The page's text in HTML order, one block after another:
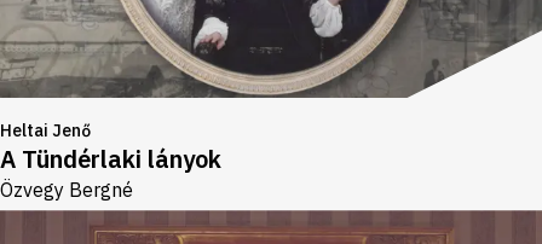
Heltai Jenő
A Tündérlaki lányok
Özvegy Bergné